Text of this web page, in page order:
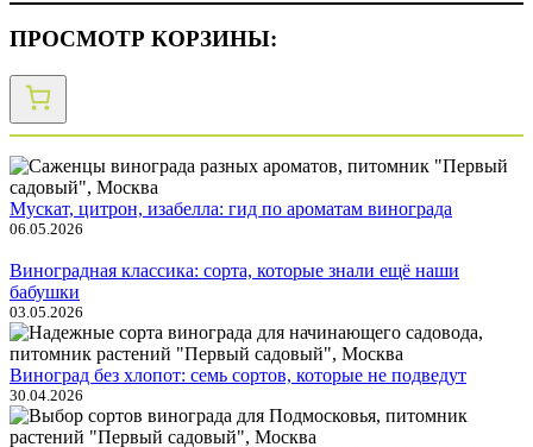
ПРОСМОТР КОРЗИНЫ:
Мускат, цитрон, изабелла: гид по ароматам винограда
06.05.2026
Виноградная классика: сорта, которые знали ещё наши
бабушки
03.05.2026
Виноград без хлопот: семь сортов, которые не подведут
30.04.2026